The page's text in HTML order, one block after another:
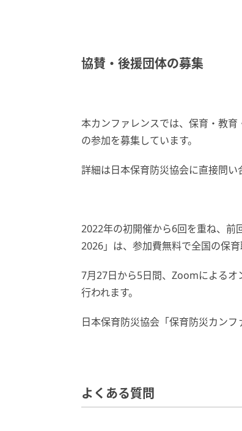
協賛・後援団体の募集
本カンファレンスでは、保育・教
の参加を募集しています。
詳細は日本保育防災協会に直接問い
2022年の初開催から6回を重ね、前
2026」は、参加費無料で全国の保育
7月27日から5日間、Zoomによる
行われます。
日本保育防災協会「保育防災カンフ
よくある質問